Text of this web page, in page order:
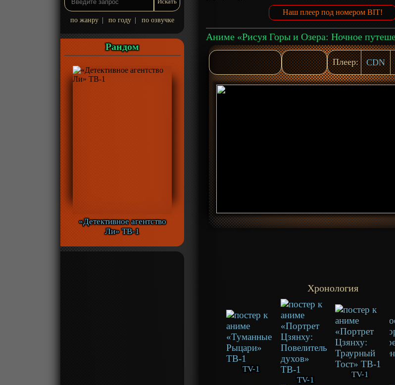
по жанру по году по озвучке
Рандом
«Детективное агентство
Ли» ТВ-1
Наш плеер под номером BIT!
Плеер: CDN
Хронология
TV-1
TV-1
TV-1